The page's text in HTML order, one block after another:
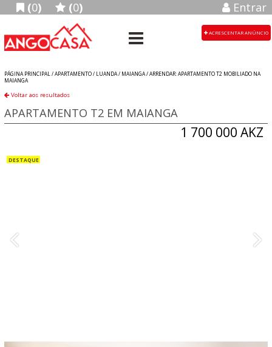
(0) (0) Entrar
ACRESCENTAR ANÚNCIO
PÁGINA PRINCIPAL /APARTAMENTO/ LUANDA/ MAIANGA/ARRENDAR: APARTAMENTO T2 MOBILIADO NA
MAIANGA
Voltar aos resultados
1 700 000 AKZ
APARTAMENTO T2 EM MAIANGA